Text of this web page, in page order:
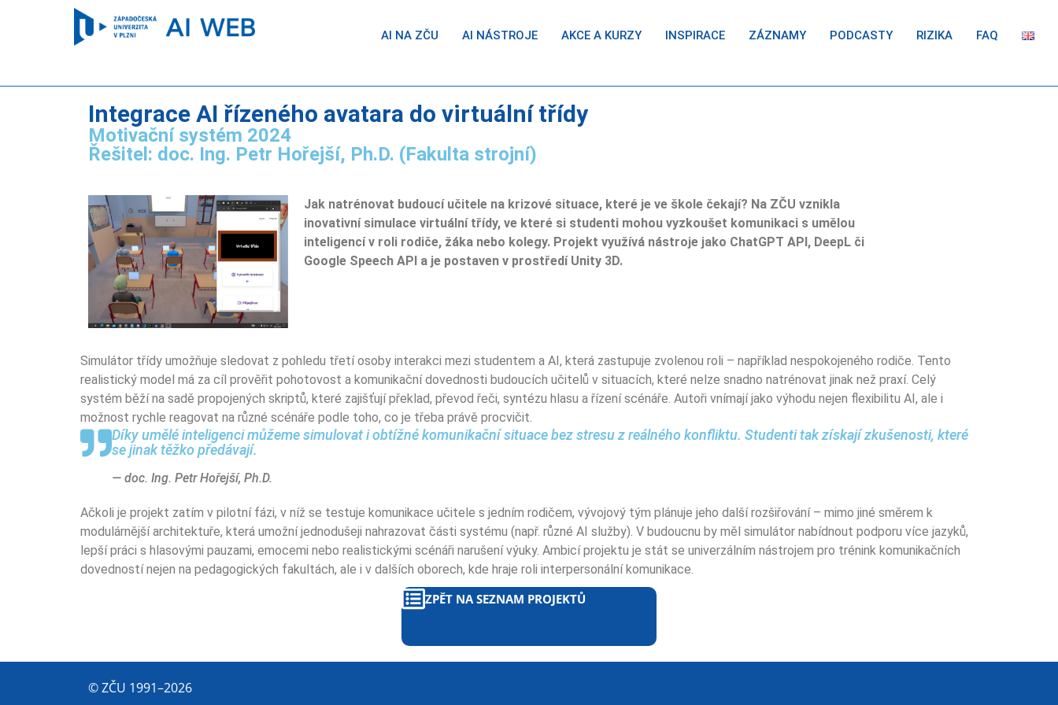
AI NA ZČU AI NÁSTROJE AKCE A KURZY INSPIRACE ZÁZNAMY PODCASTY RIZIKA FAQ
Integrace AI řízeného avatara do virtuální třídy
Motivační systém 2024
Řešitel: doc. Ing. Petr Hořejší, Ph.D. (Fakulta strojní)
Jak natrénovat budoucí učitele na krizové situace, které je ve škole čekají? Na ZČU vznikla
inovativní simulace virtuální třídy, ve které si studenti mohou vyzkoušet komunikaci s umělou
inteligencí v roli rodiče, žáka nebo kolegy. Projekt využívá nástroje jako ChatGPT API, DeepL či
Google Speech API a je postaven v prostředí Unity 3D.
Simulátor třídy umožňuje sledovat z pohledu třetí osoby interakci mezi studentem a AI, která zastupuje zvolenou roli – například nespokojeného rodiče. Tento
realistický model má za cíl prověřit pohotovost a komunikační dovednosti budoucích učitelů v situacích, které nelze snadno natrénovat jinak než praxí. Celý
systém běží na sadě propojených skriptů, které zajišťují překlad, převod řeči, syntézu hlasu a řízení scénáře. Autoři vnímají jako výhodu nejen flexibilitu AI, ale i
možnost rychle reagovat na různé scénáře podle toho, co je třeba právě procvičit.
Díky umělé inteligenci můžeme simulovat i obtížné komunikační situace bez stresu z reálného konfliktu. Studenti tak získají zkušenosti, které
se jinak těžko předávají.
— doc. Ing. Petr Hořejší, Ph.D.
Ačkoli je projekt zatím v pilotní fázi, v níž se testuje komunikace učitele s jedním rodičem, vývojový tým plánuje jeho další rozšiřování – mimo jiné směrem k
modulárnější architektuře, která umožní jednodušeji nahrazovat části systému (např. různé AI služby). V budoucnu by měl simulátor nabídnout podporu více jazyků,
lepší práci s hlasovými pauzami, emocemi nebo realistickými scénáři narušení výuky. Ambicí projektu je stát se univerzálním nástrojem pro trénink komunikačních
dovedností nejen na pedagogických fakultách, ale i v dalších oborech, kde hraje roli interpersonální komunikace.
ZPĚT NA SEZNAM PROJEKTŮ
© ZČU 1991–2026